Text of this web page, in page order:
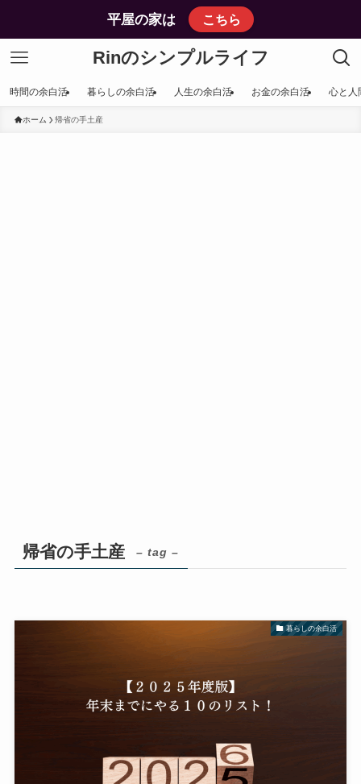
平屋の家は こちら
Rinのシンプルライフ
時間の余白活 暮らしの余白活 人生の余白活 お金の余白活 心と人
ホーム 帰省の手土産
帰省の手土産 – tag –
暮らしの余白活